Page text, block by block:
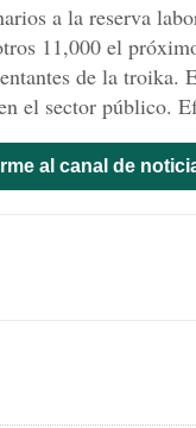
a la reserva
11,000 el
de la troika.
el sector público.
al canal de